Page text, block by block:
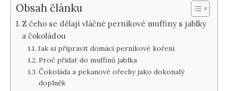
Obsah článku
Z čeho se dělají vláčné perníkové muffiny s jablky
a čokoládou
Jak si připravit domácí perníkové koření
Proč přidat do muffinů jablka
Čokoláda a pekanové ořechy jako dokonalý
doplněk